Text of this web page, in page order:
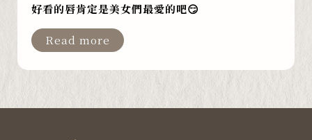
好看的唇肯定是美女們最愛的吧😏
Read more